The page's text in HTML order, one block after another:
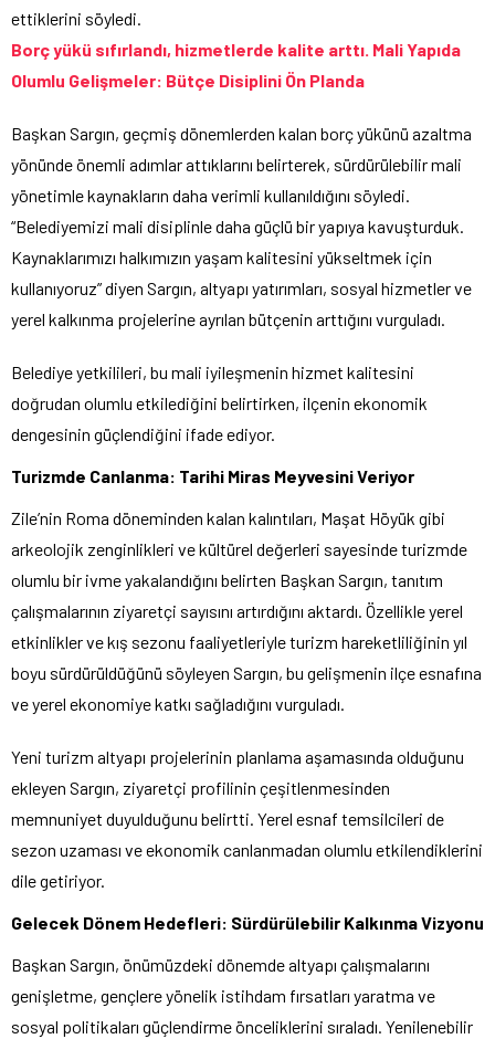
ettiklerini söyledi.
Borç yükü sıfırlandı, hizmetlerde kalite arttı. Mali Yapıda
Olumlu Gelişmeler: Bütçe Disiplini Ön Planda
Başkan Sargın, geçmiş dönemlerden kalan borç yükünü azaltma
yönünde önemli adımlar attıklarını belirterek, sürdürülebilir mali
yönetimle kaynakların daha verimli kullanıldığını söyledi.
“Belediyemizi mali disiplinle daha güçlü bir yapıya kavuşturduk.
Kaynaklarımızı halkımızın yaşam kalitesini yükseltmek için
kullanıyoruz” diyen Sargın, altyapı yatırımları, sosyal hizmetler ve
yerel kalkınma projelerine ayrılan bütçenin arttığını vurguladı.
Belediye yetkilileri, bu mali iyileşmenin hizmet kalitesini
doğrudan olumlu etkilediğini belirtirken, ilçenin ekonomik
dengesinin güçlendiğini ifade ediyor.
Turizmde Canlanma: Tarihi Miras Meyvesini Veriyor
Zile’nin Roma döneminden kalan kalıntıları, Maşat Höyük gibi
arkeolojik zenginlikleri ve kültürel değerleri sayesinde turizmde
olumlu bir ivme yakalandığını belirten Başkan Sargın, tanıtım
çalışmalarının ziyaretçi sayısını artırdığını aktardı. Özellikle yerel
etkinlikler ve kış sezonu faaliyetleriyle turizm hareketliliğinin yıl
boyu sürdürüldüğünü söyleyen Sargın, bu gelişmenin ilçe esnafına
ve yerel ekonomiye katkı sağladığını vurguladı.
Yeni turizm altyapı projelerinin planlama aşamasında olduğunu
ekleyen Sargın, ziyaretçi profilinin çeşitlenmesinden
memnuniyet duyulduğunu belirtti. Yerel esnaf temsilcileri de
sezon uzaması ve ekonomik canlanmadan olumlu etkilendiklerini
dile getiriyor.
Gelecek Dönem Hedefleri: Sürdürülebilir Kalkınma Vizyonu
Başkan Sargın, önümüzdeki dönemde altyapı çalışmalarını
genişletme, gençlere yönelik istihdam fırsatları yaratma ve
sosyal politikaları güçlendirme önceliklerini sıraladı. Yenilenebilir